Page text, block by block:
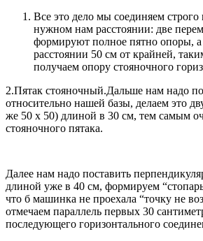
Все это дело мы соединяем строго
нужном нам расстоянии: две
формируют полное пятно опоры,
расстоянии 50 см от крайней,
получаем опору стояночного
2.Пятак стояночный.Дальше нам надо
относительно нашей базы, делаем это
же 50 х 50) длиной в 30 см, тем самым
стояночного пятака.
Далее нам надо поставить
длиной уже в 40 см, формируем
что б машинка не проехала “точку не
отмечаем параллель первых 30
последующего горизонтального